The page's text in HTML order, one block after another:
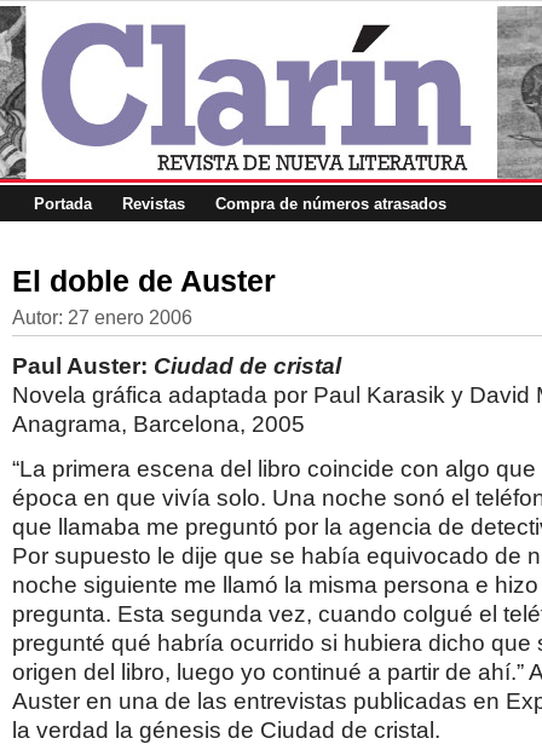
Portada Revistas Compra de números atrasados
El doble de Auster
Autor: 27 enero 2006
Paul Auster: Ciudad de cristal
Novela gráfica adaptada por Paul Karasik y David
Anagrama, Barcelona, 2005
“La primera escena del libro coincide con algo
época en que vivía solo. Una noche sonó el
que llamaba me preguntó por la agencia de
Por supuesto le dije que se había equivocado de
noche siguiente me llamó la misma persona e
pregunta. Esta segunda vez, cuando colgué el
pregunté qué habría ocurrido si hubiera dicho que
origen del libro, luego yo continué a partir de ahí.”
Auster en una de las entrevistas publicadas en
la verdad la génesis de Ciudad de cristal.